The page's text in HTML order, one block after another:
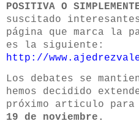
POSITIVA O
suscitado
página que marca la
es la siguiente:
http://
Los debates se
hemos decidido
próximo articulo
19 de noviembre.